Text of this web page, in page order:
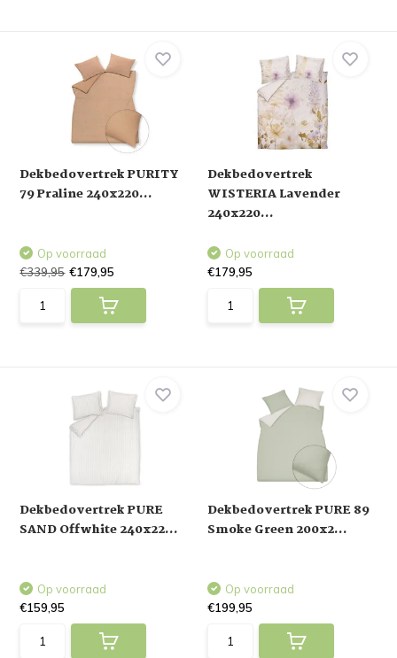
Dekbedovertrek PURITY
79 Praline 240x220...
Op voorraad
€339,95 €179,95
Dekbedovertrek
WISTERIA Lavender
240x220...
Op voorraad
€179,95
Dekbedovertrek PURE
SAND Offwhite 240x22...
Op voorraad
€159,95
Dekbedovertrek PURE 89
Smoke Green 200x2...
Op voorraad
€199,95